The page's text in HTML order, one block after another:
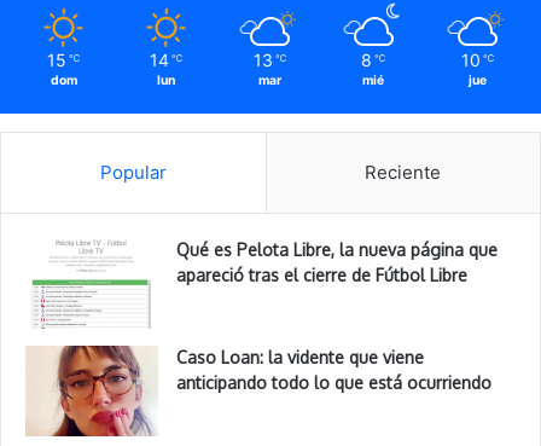
15 ℃
dom
14 ℃
lun
13 ℃
mar
8 ℃
mié
10 ℃
jue
Popular Reciente
Qué es Pelota Libre, la nueva página que
apareció tras el cierre de Fútbol Libre
Caso Loan: la vidente que viene
anticipando todo lo que está ocurriendo